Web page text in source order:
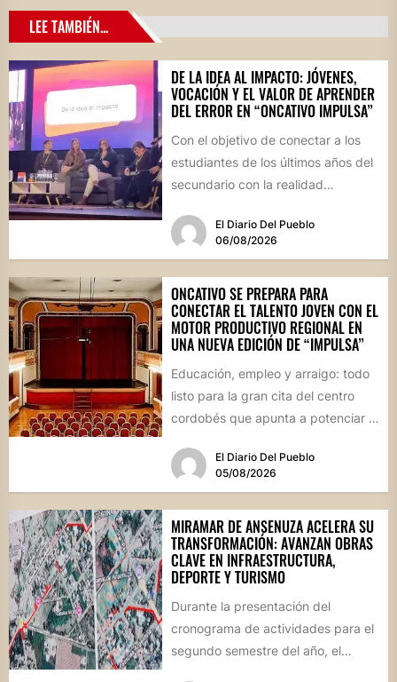
LEE TAMBIÉN...
DE LA IDEA AL IMPACTO: JÓVENES,
VOCACIÓN Y EL VALOR DE APRENDER
DEL ERROR EN “ONCATIVO IMPULSA”
Con el objetivo de conectar a los
estudiantes de los últimos años del
secundario con la realidad
El Diario Del Pueblo
06/08/2026
ONCATIVO SE PREPARA PARA
CONECTAR EL TALENTO JOVEN CON EL
MOTOR PRODUCTIVO REGIONAL EN
UNA NUEVA EDICIÓN DE “IMPULSA”
Educación, empleo y arraigo: todo
listo para la gran cita del centro
cordobés que apunta a potenciar el
El Diario Del Pueblo
05/08/2026
MIRAMAR DE ANSENUZA ACELERA SU
TRANSFORMACIÓN: AVANZAN OBRAS
CLAVE EN INFRAESTRUCTURA,
DEPORTE Y TURISMO
Durante la presentación del
cronograma de actividades para el
segundo semestre del año, el